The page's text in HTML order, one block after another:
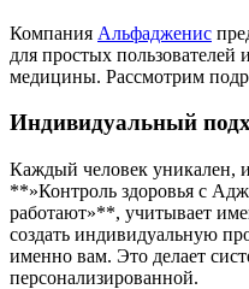
Компания Альфадженис
для простых пользователей
медицины. Рассмотрим
Индивидуальный
Каждый человек уникален,
**»Контроль здоровья с
работают»**, учитывает
создать индивидуальную
именно вам. Это делает
персонализированной.